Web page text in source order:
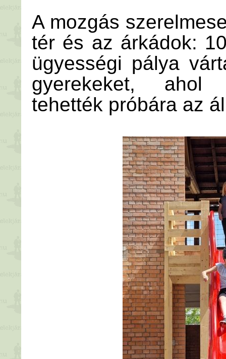
A mozgás
tér és az árkádok:
ügyességi pálya
gyerekeket, ahol
tehették próbára az